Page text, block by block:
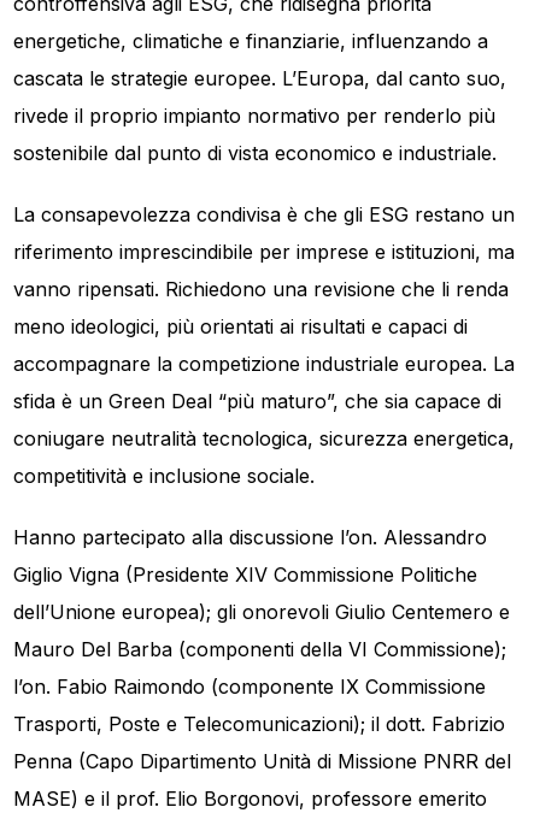
energetiche, climatiche e finanziarie, influenzando a
cascata le strategie europee. L’Europa, dal canto suo,
rivede il proprio impianto normativo per renderlo più
sostenibile dal punto di vista economico e industriale.
La consapevolezza condivisa è che gli ESG restano un
riferimento imprescindibile per imprese e istituzioni, ma
vanno ripensati. Richiedono una revisione che li renda
meno ideologici, più orientati ai risultati e capaci di
accompagnare la competizione industriale europea. La
sfida è un Green Deal “più maturo”, che sia capace di
coniugare neutralità tecnologica, sicurezza energetica,
competitività e inclusione sociale.
Hanno partecipato alla discussione l’on. Alessandro
Giglio Vigna (Presidente XIV Commissione Politiche
dell’Unione europea); gli onorevoli Giulio Centemero e
Mauro Del Barba (componenti della VI Commissione);
l’on. Fabio Raimondo (componente IX Commissione
Trasporti, Poste e Telecomunicazioni); il dott. Fabrizio
Penna (Capo Dipartimento Unità di Missione PNRR del
MASE) e il prof. Elio Borgonovi, professore emerito